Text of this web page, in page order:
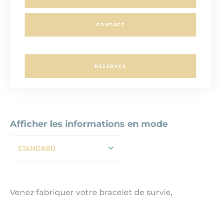
Afficher les informations en mode
STANDARD
Venez fabriquer votre bracelet de survie,
CONTACT
RÉSERVER